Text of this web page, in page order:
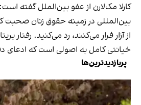
کارلا مک‌لارن از عفو بین‌الملل گفته
بین‌المللی در زمینه حقوق زنان صحبت
از آزار فرار می‌کنند، رد می‌کنید. رفتار
خیانتی کامل به اصولی است که ادعای
پربازدیدترین‌ها